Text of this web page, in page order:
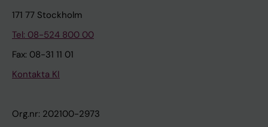
171 77 Stockholm
Tel: 08-524 800 00
Fax: 08-31 11 01
Kontakta KI
Org.nr: 202100-2973